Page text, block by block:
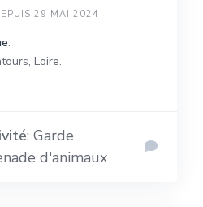
29 MAI 2024
:
Loire.
: Garde
d'animaux